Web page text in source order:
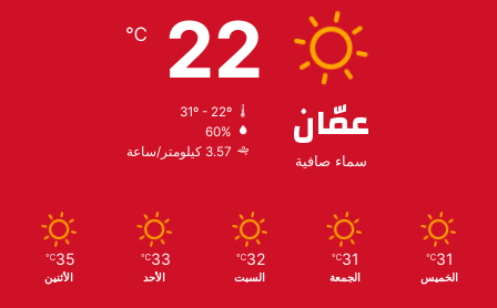
عمّان
سماء صافية
22
℃
31º - 22º
60%
3.57 كيلومتر/ساعة
31
℃
الخميس
31
℃
الجمعة
32
℃
السبت
33
℃
الأحد
35
℃
الأثنين